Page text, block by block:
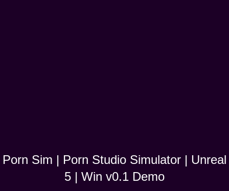
Porn Sim | Porn Studio Simulator | Unreal
5 | Win v0.1 Demo